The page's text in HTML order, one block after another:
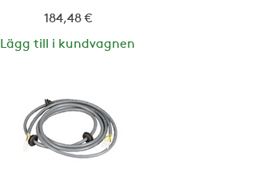
184,48 €
Lägg till i kundvagnen